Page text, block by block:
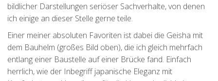
bildlicher Darstellungen seriöser Sachverhalte, von denen
ich einige an dieser Stelle gerne teile.
Einer meiner absoluten Favoriten ist dabei die Geisha mit
dem Bauhelm (großes Bild oben), die ich gleich mehrfach
entlang einer Baustelle auf einer Brücke fand. Einfach
herrlich, wie der Inbegriff japanische Eleganz mit